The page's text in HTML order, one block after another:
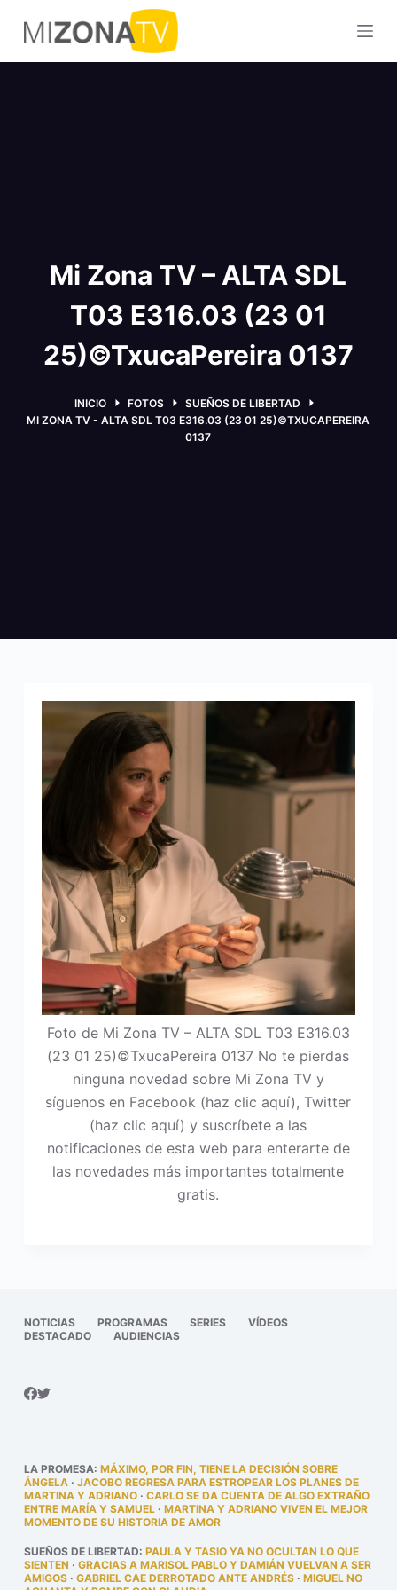
S
a
l
Mi Zona TV – ALTA SDL
T03 E316.03 (23 01
25)©TxucaPereira 0137
INICIO FOTOS
SUEÑOS DE LIBERTAD
MI ZONA TV - ALTA SDL T03 E316.03 (23 01 25)©TXUCAPEREIRA
0137
Foto de Mi Zona TV – ALTA SDL T03 E316.03
(23 01 25)©TxucaPereira 0137 No te pierdas
ninguna novedad sobre Mi Zona TV y
síguenos en Facebook (haz clic aquí), Twitter
(haz clic aquí) y suscríbete a las
notificaciones de esta web para enterarte de
las novedades más importantes totalmente
gratis.
NOTICIAS PROGRAMAS SERIES
VÍDEOS
DESTACADO
AUDIENCIAS
LA PROMESA: MÁXIMO, POR FIN, TIENE LA DECISIÓN SOBRE
ÁNGELA· JACOBO REGRESA PARA ESTROPEAR LOS PLANES DE
MARTINA Y ADRIANO· CARLO SE DA CUENTA DE ALGO EXTRAÑO
ENTRE MARÍA Y SAMUEL· MARTINA Y ADRIANO VIVEN EL MEJOR
MOMENTO DE SU HISTORIA DE AMOR
SUEÑOS DE LIBERTAD: PAULA Y TASIO YA NO OCULTAN LO QUE
SIENTEN · GRACIAS A MARISOL PABLO Y DAMIÁN VUELVAN A SER
AMIGOS· GABRIEL CAE DERROTADO ANTE ANDRÉS· MIGUEL NO